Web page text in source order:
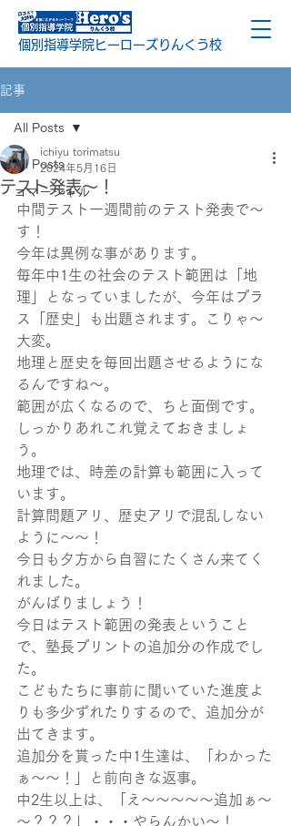
個別指導学院ヒーローズりんくう校
記事
All Posts
コマーシャル
All Posts
テスト発表～！
ichiyu torimatsu
2024年5月16日
中間テスト一週間前のテスト発表で～
す！
今年は異例な事があります。
毎年中1生の社会のテスト範囲は「地
理」となっていましたが、今年はプラ
ス「歴史」も出題されます。こりゃ～
大変。
地理と歴史を毎回出題させるようにな
るんですね～。
範囲が広くなるので、ちと面倒です。
しっかりあれこれ覚えておきましょ
う。
地理では、時差の計算も範囲に入って
います。
計算問題アリ、歴史アリで混乱しない
ように～～！
今日も夕方から自習にたくさん来てく
れました。
がんばりましょう！
今日はテスト範囲の発表ということ
で、塾長プリントの追加分の作成でし
た。
こどもたちに事前に聞いていた進度よ
りも多少ずれたりするので、追加分が
出てきます。
追加分を貰った中1生達は、「わかった
ぁ～～！」と前向きな返事。
中2生以上は、「え～～～～～追加ぁ～
～？？？」・・・やらんかい～！